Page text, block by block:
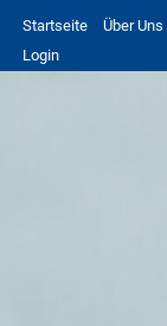
Startseite Über Uns
Login